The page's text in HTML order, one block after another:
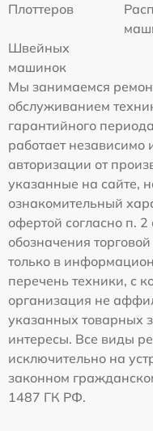
Плоттеров
Швейных
машинок
Мы занимаемся
обслуживанием
гарантийного
работает
авторизации от
указанные на сайте,
ознакомительный
офертой согласно п.
обозначения
только в
перечень техники, с
организация не
указанных товарных
интересы. Все виды
исключительно на
законном
1487 ГК РФ.